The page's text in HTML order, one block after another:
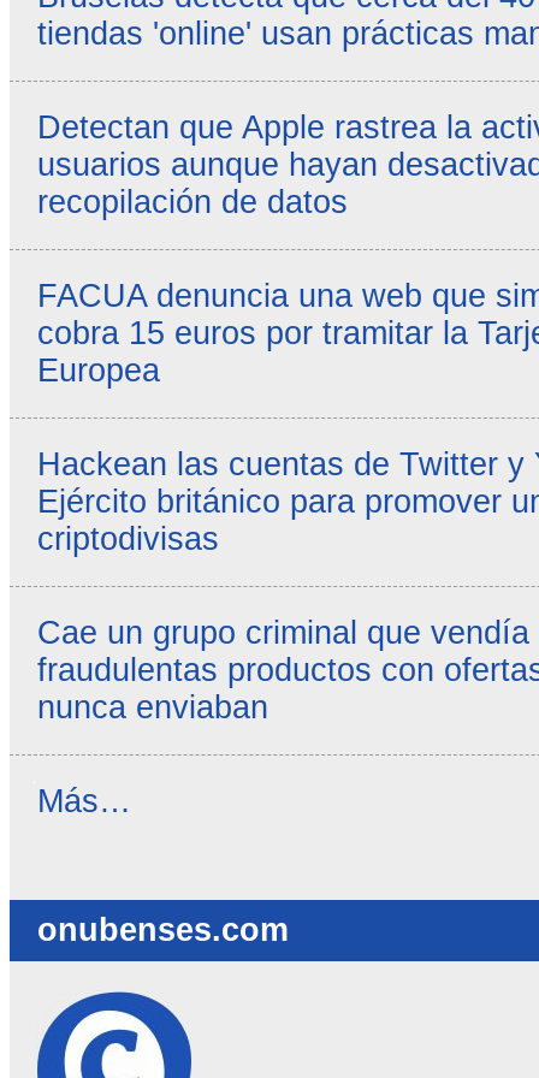
tiendas 'online' usan prácticas
Detectan que Apple rastrea la
usuarios aunque hayan
recopilación de datos
FACUA denuncia una web que
cobra 15 euros por tramitar la
Europea
Hackean las cuentas de Twitter y
Ejército británico para promover
criptodivisas
Cae un grupo criminal que
fraudulentas productos con
nunca enviaban
Reseñas
Más…
onubenses.com